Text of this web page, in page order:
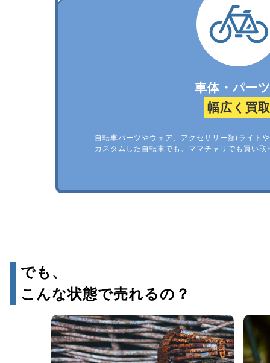
車体・パー
幅広く買取
自転車パーツやウェア、アクセサリー類(ライト
カスタムした自転車でも、ママチャリでも買い取
でも、
こんな状態で売れるの？